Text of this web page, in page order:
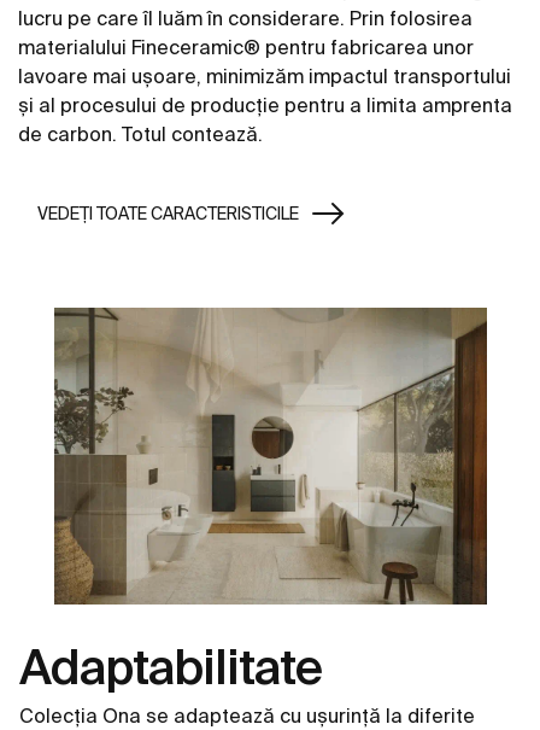
lucru pe care îl luăm în considerare. Prin folosirea
materialului Fineceramic® pentru fabricarea unor
lavoare mai ușoare, minimizăm impactul transportului
și al procesului de producție pentru a limita amprenta
de carbon. Totul contează.
VEDEȚI TOATE CARACTERISTICILE
Adaptabilitate
Colecția Ona se adaptează cu ușurință la diferite